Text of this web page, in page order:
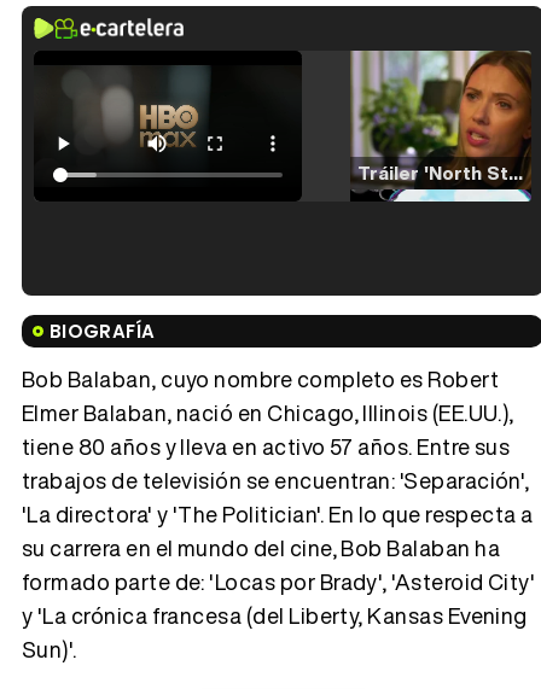
Tráiler 'North Star' (2023)
Tráiler en español de 'La isla olvidada'
Tráiler 'Vida perra' (2026)
Tráiler Oficial en VOSE 'The Audacity'
BIOGRAFÍA
Bob Balaban, cuyo nombre completo es Robert
Elmer Balaban, nació en Chicago, Illinois (EE.UU.),
tiene 80 años y lleva en activo 57 años. Entre sus
trabajos de televisión se encuentran: 'Separación',
'La directora' y 'The Politician'. En lo que respecta a
su carrera en el mundo del cine, Bob Balaban ha
formado parte de: 'Locas por Brady', 'Asteroid City'
y 'La crónica francesa (del Liberty, Kansas Evening
Sun)'.